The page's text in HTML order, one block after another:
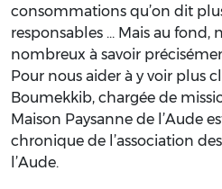
consommations qu’on dit
responsables … Mais au fond,
nombreux à savoir
Pour nous aider à y voir plus
Boumekkib, chargée de
Maison Paysanne de l’Aude
chronique de l’association
l’Aude.